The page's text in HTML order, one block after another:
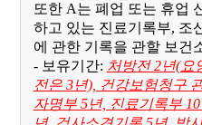
또한 A는 폐업 또는 휴업
하고 있는 진료기록부, 조
에 관한 기록을 관할 보건
- 보유기간: 처방전 2년(요
전은 3년), 건강보험청구
자명부 5년, 진료기록부